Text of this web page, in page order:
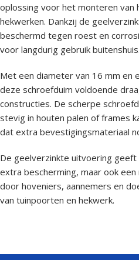
oplossing voor het monteren van
hekwerken. Dankzij de
beschermd tegen roest en
voor langdurig gebruik buitenshuis.
Met een diameter van 16 mm en
deze schroefduim voldoende
constructies. De scherpe
stevig in houten palen of frames
dat extra bevestigingsmateriaal
De geelverzinkte uitvoering
extra bescherming, maar ook
door hoveniers, aannemers en
van tuinpoorten en hekwerk.